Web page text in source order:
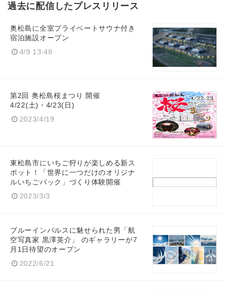
過去に配信したプレスリリース
奥松島に全室プライベートサウナ付き
宿泊施設オープン
4/9 13:48
第2回 奥松島桜まつり 開催
4/22(土)・4/23(日)
2023/4/19
東松島市にいちご狩りが楽しめる新ス
ポット！「世界に一つだけのオリジナ
ルいちごパック」づくり体験開催
2023/3/3
ブルーインパルスに魅せられた男「航
空写真家 黒澤英介」 のギャラリーが7
月1日待望のオープン
2022/6/21